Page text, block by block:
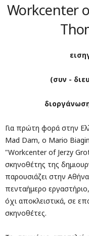
Workcenter
(συν -
Για πρώτη φορά στην
Mad Dam, ο Mario
"Workcenter of Jerzy
σκηνοθέτης της
παρουσιάζει στην
πενταήμερο
όχι αποκλειστικά, σε
σκηνοθέτες.